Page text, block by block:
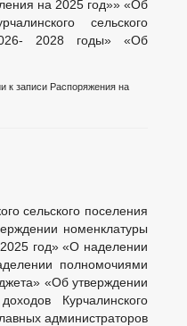
на 2025 год»» «Об
сельского
2028 годы» «Об
к записи Распоряжения на
сельского поселения
номенклатуры
год» «О наделении
полномочиями
«Об утверждении
Курчалинского
администраторов